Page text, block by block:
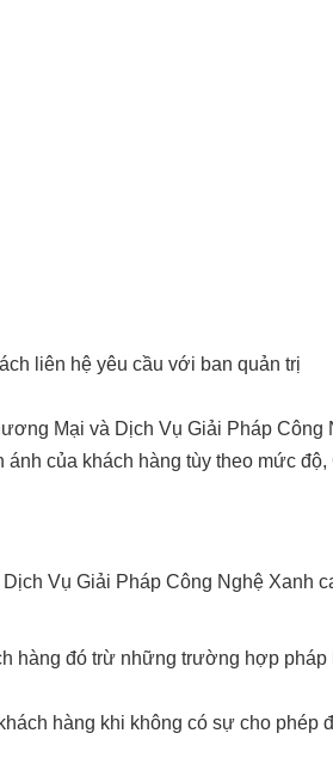
liên hệ yêu cầu với ban quản trị
Mại và Dịch Vụ Giải Pháp Công
của khách hàng tùy theo mức độ,
Vụ Giải Pháp Công Nghệ Xanh
hàng đó trừ những trường hợp pháp
hàng khi không có sự cho phép